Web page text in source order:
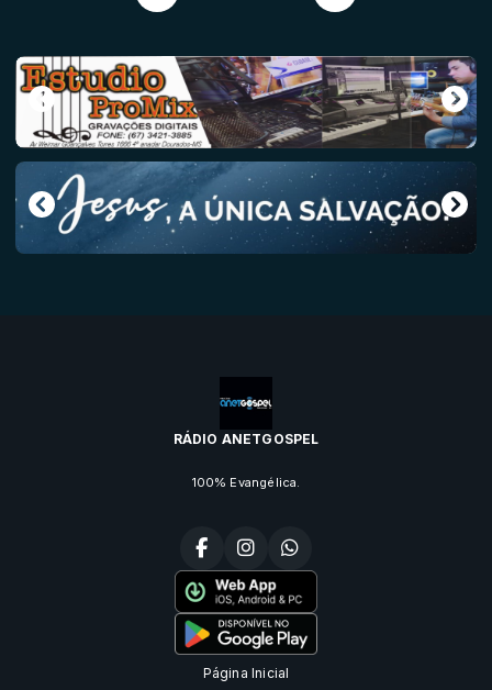
RÁDIO ANETGOSPEL
100% Evangélica.
Página Inicial